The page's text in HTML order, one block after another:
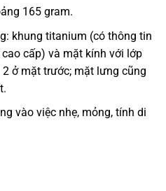
165 gram.
khung titanium (có thông tin
cấp) và mặt kính với lớp
2 ở mặt trước; mặt lưng cũng
vào việc nhẹ, mỏng, tính di